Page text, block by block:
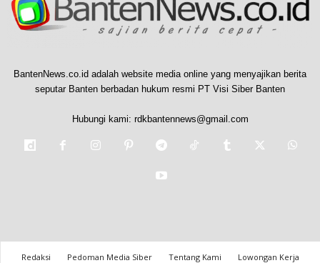
BantenNews.co.id adalah website media online yang menyajikan berita
seputar Banten berbadan hukum resmi PT Visi Siber Banten
Hubungi kami: rdkbantennews@gmail.com
Redaksi Pedoman Media Siber Tentang Kami
Lowongan Kerja